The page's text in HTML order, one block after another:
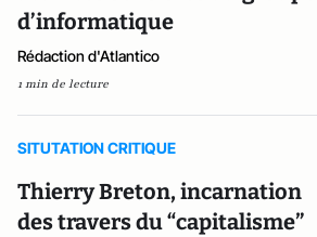
d’informatique
Rédaction d'Atlantico
1 min de lecture
SITUTATION CRITIQUE
Thierry Breton, incarnation
des travers du “capitalisme”